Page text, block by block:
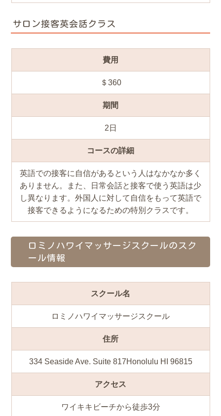
サロン接客英会話クラス
費用
＄360
期間
2日
コースの詳細
英語での接客に自信があるという人はなかなか多く
ありません。また、日常会話と接客で使う英語は少
し異なります。外国人に対して自信をもって英語で
接客できるようになるための特別クラスです。
ロミノハワイマッサージスクールのスク
ール情報
スクール名
ロミノハワイマッサージスクール
住所
334 Seaside Ave. Suite 817Honolulu HI 96815
アクセス
ワイキキビーチから徒歩3分